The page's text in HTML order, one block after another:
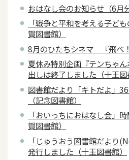
おはなし会のお知らせ（6月分
「戦争と平和を考える子ど
賀図書館）
8月のひたちシネマ 『飛べ
夏休み特別企画『テンちゃ
出しは終了しました（十王図
図書館だより「キトだよ」
（記念図書館）
「おいっちにおはなし会」
賀図書館）
「じゅうおう図書館だより
発行しました（十王図書館）